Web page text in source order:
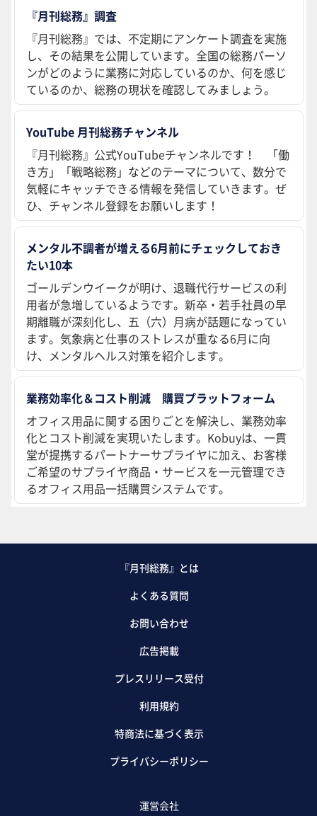
『月刊総務』調査
『月刊総務』では、不定期にアンケート調査を実施
し、その結果を公開しています。全国の総務パーソ
ンがどのように業務に対応しているのか、何を感じ
ているのか、総務の現状を確認してみましょう。
YouTube 月刊総務チャンネル
『月刊総務』公式YouTubeチャンネルです！ 「働
き方」「戦略総務」などのテーマについて、数分で
気軽にキャッチできる情報を発信していきます。ぜ
ひ、チャンネル登録をお願いします！
メンタル不調者が増える6月前にチェックしておき
たい10本
ゴールデンウイークが明け、退職代行サービスの利
用者が急増しているようです。新卒・若手社員の早
期離職が深刻化し、五（六）月病が話題になってい
ます。気象病と仕事のストレスが重なる6月に向
け、メンタルヘルス対策を紹介します。
業務効率化＆コスト削減 購買プラットフォーム
オフィス用品に関する困りごとを解決し、業務効率
化とコスト削減を実現いたします。Kobuyは、一貫
堂が提携するパートナーサプライヤに加え、お客様
ご希望のサプライヤ商品・サービスを一元管理でき
るオフィス用品一括購買システムです。
『月刊総務』とは
よくある質問
お問い合わせ
広告掲載
プレスリリース受付
利用規約
特商法に基づく表示
プライバシーポリシー
運営会社